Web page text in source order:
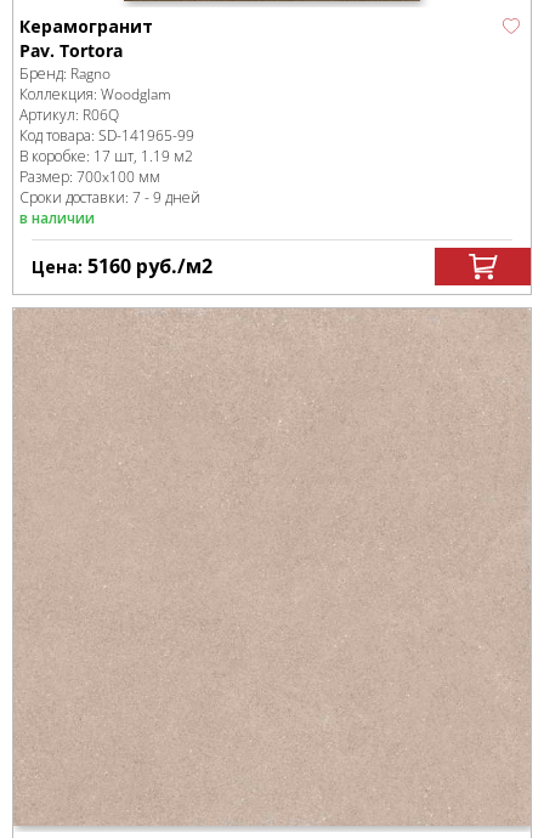
Керамогранит
Pav. Tortora
Бренд: Ragno
Коллекция: Woodglam
Артикул: R06Q
Код товара: SD-141965-99
В коробке: 17 шт, 1.19 м2
Размер: 700x100 мм
Сроки доставки: 7 - 9 дней
в наличии
Цена: 5160 руб./м2